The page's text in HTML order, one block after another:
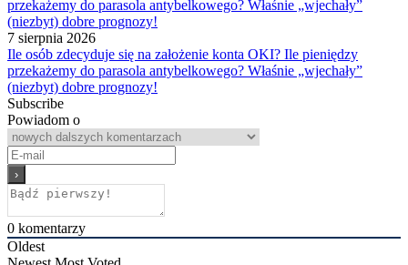
7 sierpnia 2026
Ile osób zdecyduje się na założenie konta OKI? Ile pieniędzy
przekażemy do parasola antybelkowego? Właśnie „wjechały”
(niezbyt) dobre prognozy!
Subscribe
Powiadom o
0 komentarzy
Oldest